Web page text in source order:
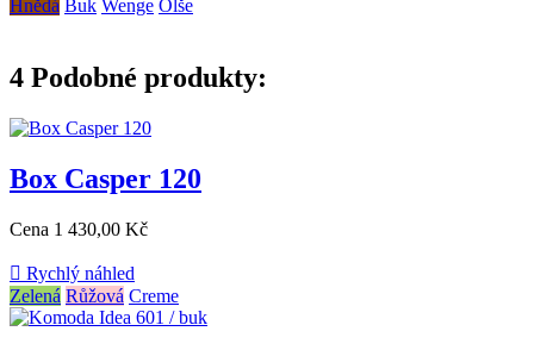
Hnědá Buk Wenge Olše
4 Podobné produkty:
Box Casper 120
Cena 1 430,00 Kč
 Rychlý náhled
Zelená Růžová Creme